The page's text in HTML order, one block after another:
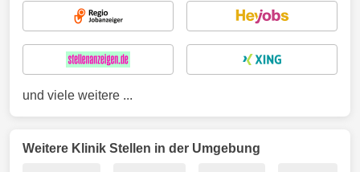
und viele weitere ...
Weitere Klinik Stellen in der Umgebung